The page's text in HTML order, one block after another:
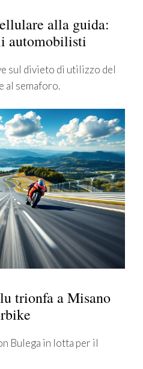
alla guida:
automobilisti
sul divieto di utilizzo del
al semaforo.
trionfa a Misano
Bulega in lotta per il